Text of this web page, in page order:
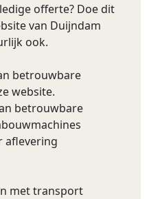
offerte? Doe dit
van Duijndam
ook.
betrouwbare
website.
betrouwbare
aflevering
met transport